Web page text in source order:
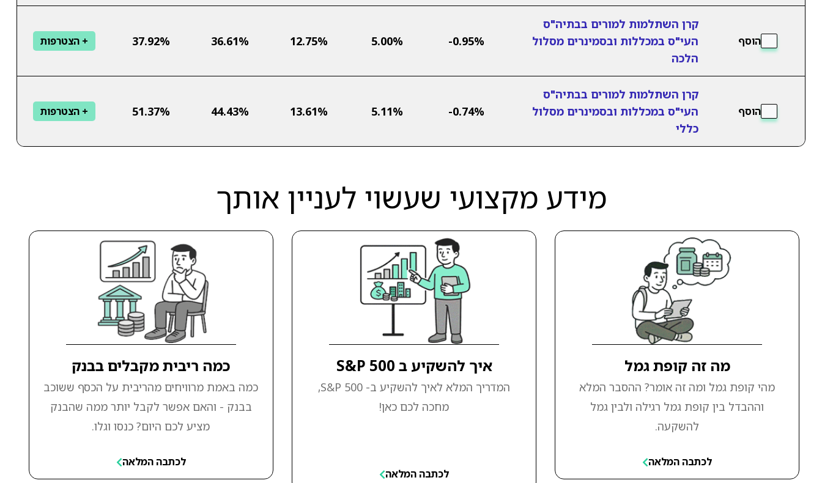
הוסף
קרן השתלמות למורים בבתיה"ס
העי"ס במכללות ובסמינרים מסלול
הלכה
-0.95%
5.00%
12.75%
36.61%
37.92% + הצטרפות
הוסף
קרן השתלמות למורים בבתיה"ס
העי"ס במכללות ובסמינרים מסלול
כללי
-0.74%
5.11%
13.61%
44.43%
51.37% + הצטרפות
מידע מקצועי שעשוי לעניין אותך
מה זה קופת גמל
מהי קופת גמל ומה זה אומר? ההסבר המלא
וההבדל בין קופת גמל רגילה ולבין גמל
להשקעה.
לכתבה המלאה
איך להשקיע ב S&P 500
המדריך המלא לאיך להשקיע ב- S&P 500,
מחכה לכם כאן!
לכתבה המלאה
כמה ריבית מקבלים בבנק
כמה באמת מרוויחים מהריבית על הכסף ששוכב
בבנק - והאם אפשר לקבל יותר ממה שהבנק
מציע לכם היום? כנסו וגלו.
לכתבה המלאה